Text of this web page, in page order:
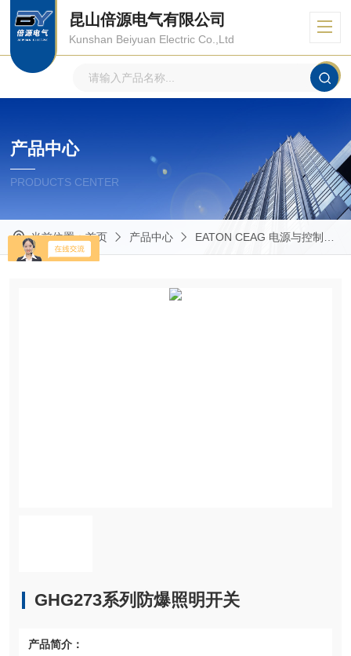
昆山倍源电气有限公司
Kunshan Beiyuan Electric Co.,Ltd
产品中心
PRODUCTS CENTER
当前位置：首页 产品中心 EATON CEAG 电源与控制
GHG273系列防爆照明开关
产品简介：